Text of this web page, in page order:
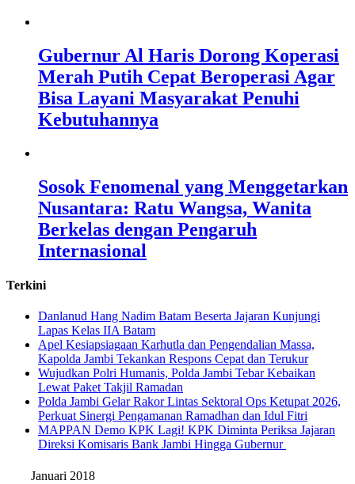
Gubernur Al Haris Dorong Koperasi
Merah Putih Cepat Beroperasi Agar
Bisa Layani Masyarakat Penuhi
Kebutuhannya
Sosok Fenomenal yang Menggetarkan
Nusantara: Ratu Wangsa, Wanita
Berkelas dengan Pengaruh
Internasional
Terkini
Danlanud Hang Nadim Batam Beserta Jajaran Kunjungi
Lapas Kelas IIA Batam
Apel Kesiapsiagaan Karhutla dan Pengendalian Massa,
Kapolda Jambi Tekankan Respons Cepat dan Terukur
Wujudkan Polri Humanis, Polda Jambi Tebar Kebaikan
Lewat Paket Takjil Ramadan
Polda Jambi Gelar Rakor Lintas Sektoral Ops Ketupat 2026,
Perkuat Sinergi Pengamanan Ramadhan dan Idul Fitri
‎MAPPAN Demo KPK Lagi! KPK Diminta Periksa Jajaran
Direksi Komisaris Bank Jambi Hingga Gubernur ‎
Januari 2018